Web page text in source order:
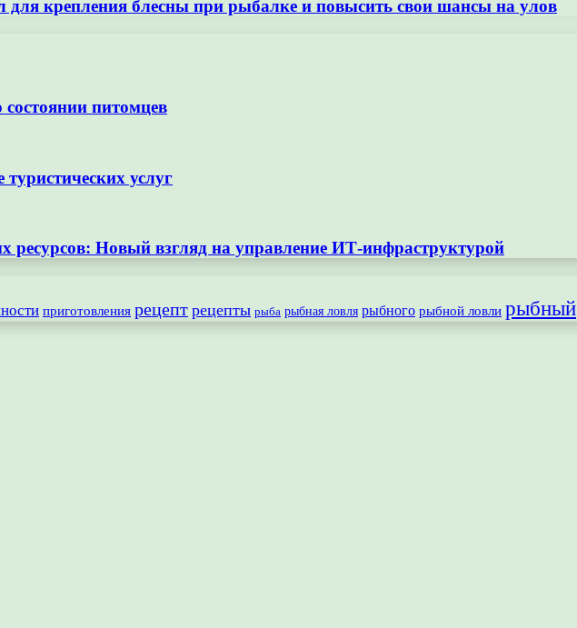
для крепления блесны при рыбалке и повысить свои шансы на улов
питомцев
услуг
Новый взгляд на управление ИТ-инфраструктурой
приготовления рецепт рецепты рыба рыбная ловля рыбного рыбной ловли рыбный